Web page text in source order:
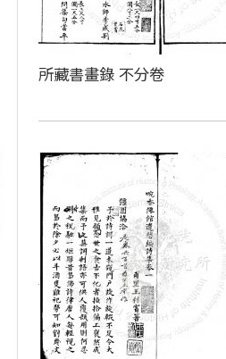
所藏書畫錄 不分卷